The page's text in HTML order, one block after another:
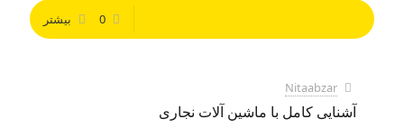
0 بیشتر
Nitaabzar
آشنایی کامل با ماشین آلات نجاری